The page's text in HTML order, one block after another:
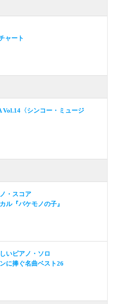
ャート
Vol.14〈シンコー・ミュージ
・スコア
ル『バケモノの子』
いピアノ・ソロ
に捧ぐ名曲ベスト26